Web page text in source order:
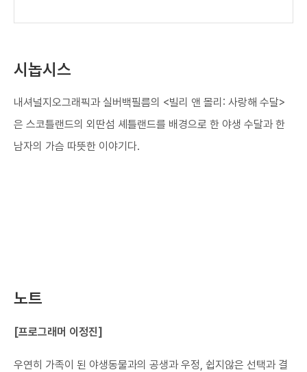
시놉시스
내셔널지오그래픽과 실버백필름의 <빌리 앤 몰리: 사랑해 수달>
은 스코틀랜드의 외딴섬 셰틀랜드를 배경으로 한 야생 수달과 한
남자의 가슴 따뜻한 이야기다.
노트
[프로그래머 이정진​]
우연히 가족이 된 야생동물과의 공생과 우정, 쉽지않은 선택과 결